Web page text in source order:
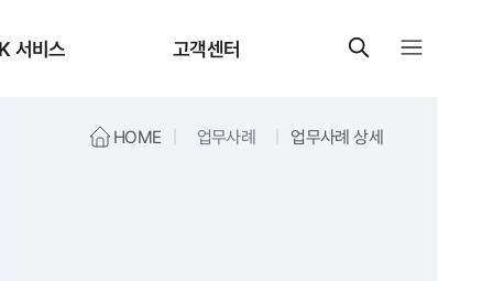
서비스 고객센터
HOME 업무사례 업무사례 상세